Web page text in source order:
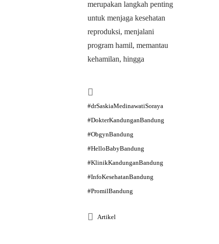
merupakan langkah penting
untuk menjaga kesehatan
reproduksi, menjalani
program hamil, memantau
kehamilan, hingga
#drSaskiaMedinawatiSoraya
#DokterKandunganBandung
#ObgynBandung
#HelloBabyBandung
#KlinikKandunganBandung
#InfoKesehatanBandung
#PromilBandung
Artikel